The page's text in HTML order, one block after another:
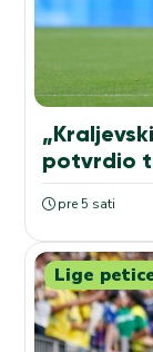
potvrdio
pre 5 sati
Lige